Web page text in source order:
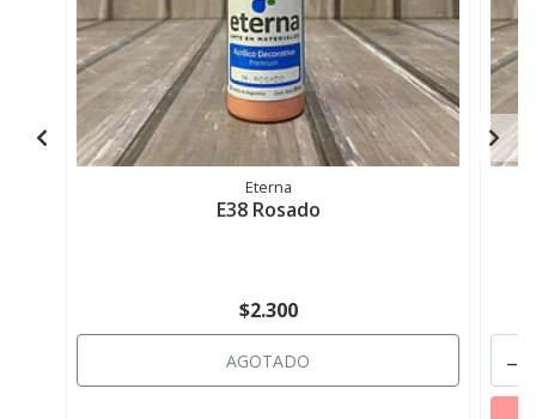
Eterna
E38 Rosado
$2.300
AGOTADO -